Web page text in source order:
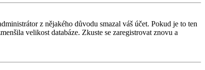
z nějakého důvodu smazal váš účet. Pokud je to ten
velikost databáze. Zkuste se zaregistrovat znovu a